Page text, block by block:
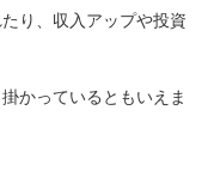
り、収入アップや投資
かっているともいえま